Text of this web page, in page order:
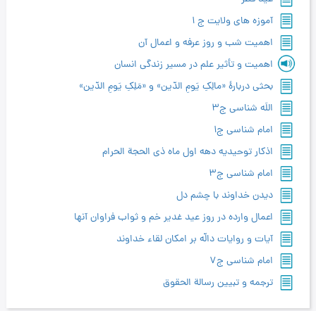
آموزه های ولایت ج 1
اهمیت شب و روز عرفه و اعمال آن
اهمیت و تأثیر علم در مسیر زندگی انسان
بحثی دربارۀ «مالِکِ یَومِ الدّین» و «مَلِکِ یَومِ الدّین»
اللَه شناسی ج3
امام شناسی ج1
اذکار توحیدیه دهه اول ماه ذی الحجة الحرام
امام شناسی ج3
دیدن خداوند با چشم دل
اعمال وارده در روز عید غدیر خم و ثواب فراوان آنها
آیات و روایات دالّه بر امکان لقاء خداوند
امام شناسی ج7
ترجمه و تبیین رسالة الحقوق